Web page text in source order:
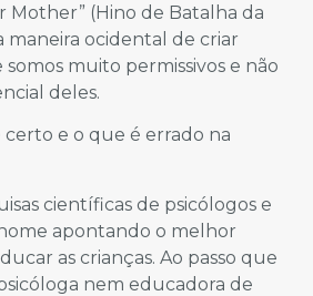
Mother” (Hino de Batalha da
maneira ocidental de criar
muito permissivos e não
deles.
certo e o que é errado na
científicas de psicólogos e
apontando o melhor
as crianças. Ao passo que
nem educadora de